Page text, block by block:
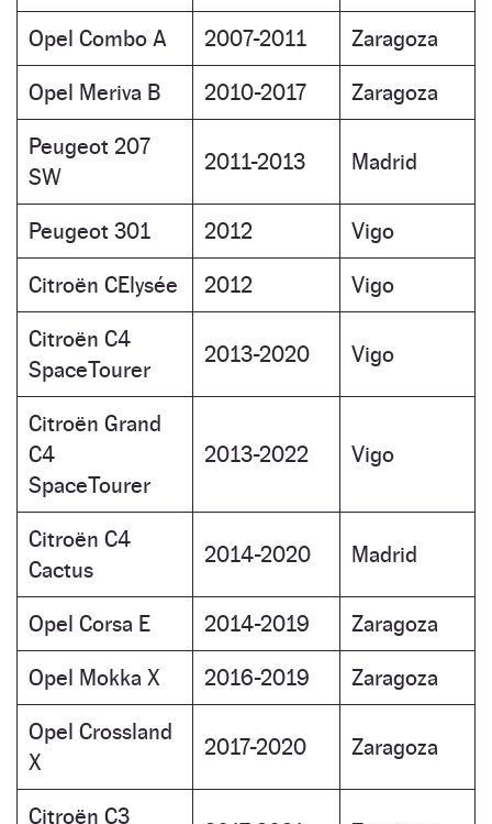
Opel Combo A 2007-2011 Zaragoza
Opel Meriva B 2010-2017 Zaragoza
Peugeot 207
SW
2011-2013 Madrid
Peugeot 301 2012 Vigo
Citroën CElysée 2012 Vigo
Citroën C4
SpaceTourer
2013-2020 Vigo
Citroën Grand
C4
SpaceTourer
2013-2022 Vigo
Citroën C4
Cactus
2014-2020 Madrid
Opel Corsa E 2014-2019 Zaragoza
Opel Mokka X 2016-2019 Zaragoza
Opel Crossland
X
2017-2020 Zaragoza
Citroën C3